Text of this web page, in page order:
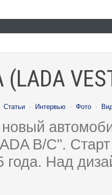
Статьи · Интервью · Фото ·
новый
B/C".
года. Над